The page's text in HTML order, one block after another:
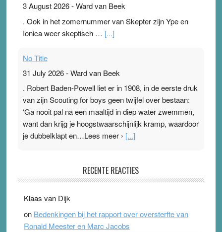
3 August 2026-Ward van Beek
. Ook in het zomernummer van Skepter zijn Ype en
Ionica weer skeptisch … [...]
No Title
31 July 2026-Ward van Beek
. Robert Baden-Powell liet er in 1908, in de eerste druk
van zijn Scouting for boys geen twijfel over bestaan:
‘Ga nooit pal na een maaltijd in diep water zwemmen,
want dan krijg je hoogstwaarschijnlijk kramp, waardoor
je dubbelklapt en…Lees meer › [...]
Ward van Beek
topsporters. Ze hopen ermee hun hartslag te verlagen
terwijl ze meer zuurstof opnemen. Daarop heeft zo’n
pleister geen effect. Maar het gevoel ‘makkelijker te
RECENTE REACTIES
Klaas van Dijk
on Bedenkingen bij het rapport over oversterfte van
Ronald Meester en Marc Jacobs